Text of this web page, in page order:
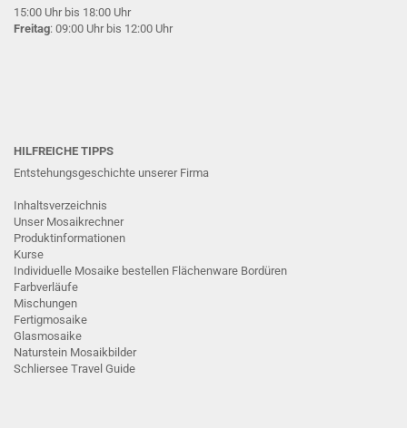
15:00 Uhr bis 18:00 Uhr
Freitag: 09:00 Uhr bis 12:00 Uhr
HILFREICHE TIPPS
Entstehungsgeschichte unserer Firma
Inhaltsverzeichnis
Unser Mosaikrechner
Produktinformationen
Kurse
Individuelle Mosaike bestellen Flächenware Bordüren
Farbverläufe
Mischungen
Fertigmosaike
G lasmosaike
Naturstein Mosaikbilder
Schliersee Travel Guide